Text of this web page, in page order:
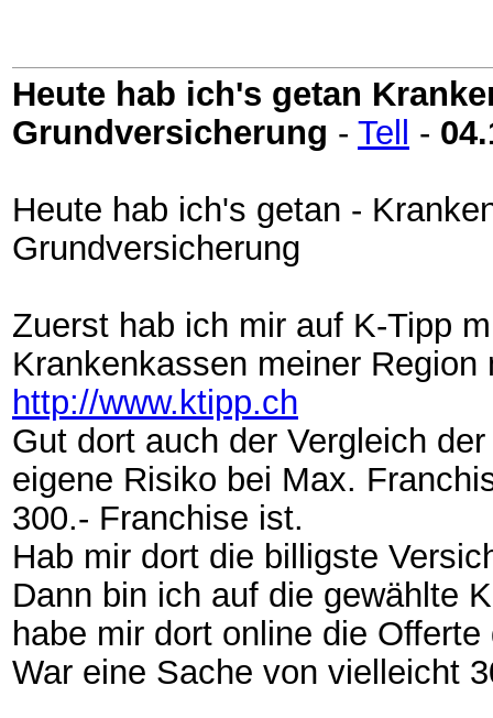
Heute hab ich's getan
Grundversicherung - Tell -
Heute hab ich's getan -
Grundversicherung
Zuerst hab ich mir auf K-Tipp
Krankenkassen meiner
http://www.ktipp.ch
Gut dort auch der Vergleich
eigene Risiko bei Max.
300.- Franchise ist.
Hab mir dort die billigste
Dann bin ich auf die gewählte
habe mir dort online die
War eine Sache von vielleicht